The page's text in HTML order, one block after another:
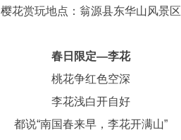
樱花赏玩地点：翁源县东华山风景区
春日限定—李花
桃花争红色空深
李花浅白开自好
都说“南国春来早，李花开满山”